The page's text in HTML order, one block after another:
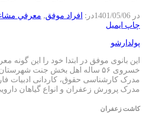
در 1401/05/06در: افراد موفق, معرفي
چاپ ایمیل
پولدارشو
این بانوی موفق در ابتدا خود را این گونه
خسروی ۵۶ ساله اهل بخش جنت
مدرک کارشناسی حقوق، کاردانی ادبیات
مدرک پرورش زعفران و انواع گیاهان
کاشت زعفران